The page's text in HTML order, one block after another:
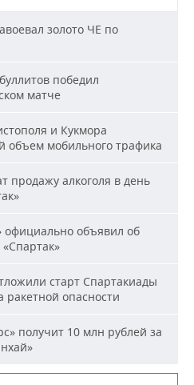
золото ЧЕ по
победил
матче
и Кукмора
объем мобильного трафика
продажу алкоголя в день
официально объявил об
старт Спартакиады
ракетной опасности
получит 10 млн рублей за